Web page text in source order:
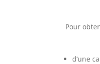
Pour
d’une